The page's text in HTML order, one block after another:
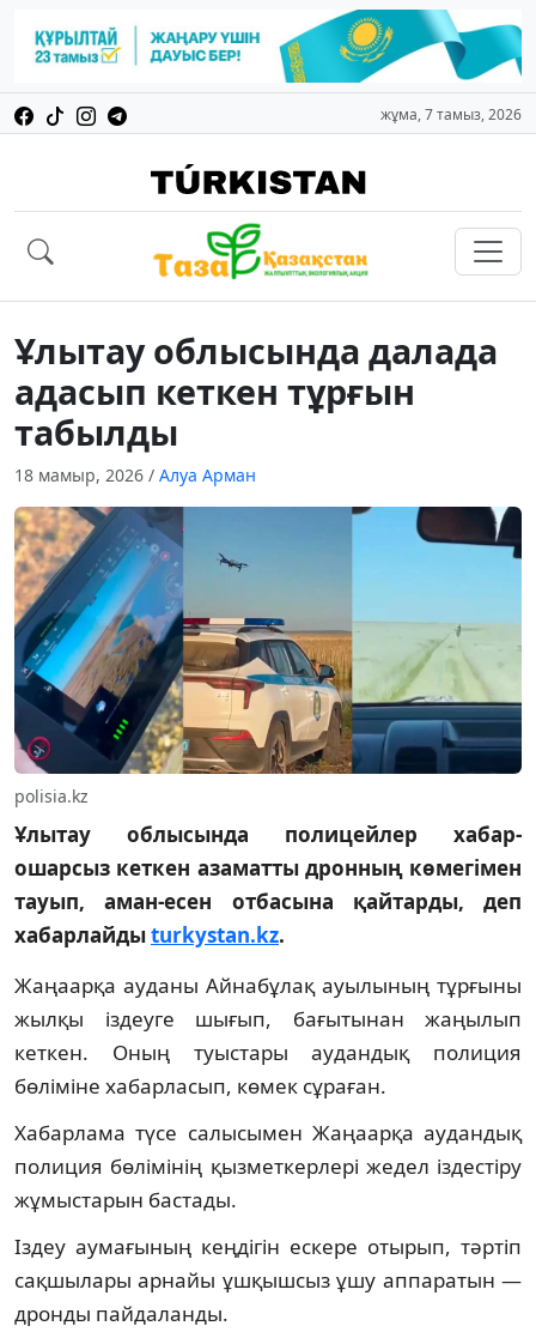
жұма, 7 тамыз, 2026
Ұлытау облысында далада
адасып кеткен тұрғын
табылды
18 мамыр, 2026 / Алуа Арман
polisia.kz
Ұлытау облысында полицейлер хабар-
ошарсыз кеткен азаматты дронның көмегімен
тауып, аман-есен отбасына қайтарды, деп
хабарлайдыturkystan.kz.
Жаңаарқа ауданы Айнабұлақ ауылының тұрғыны
жылқы іздеуге шығып, бағытынан жаңылып
кеткен. Оның туыстары аудандық полиция
бөліміне хабарласып, көмек сұраған.
Хабарлама түсе салысымен Жаңаарқа аудандық
полиция бөлімінің қызметкерлері жедел іздестіру
жұмыстарын бастады.
Іздеу аумағының кеңдігін ескере отырып, тәртіп
сақшылары арнайы ұшқышсыз ұшу аппаратын —
дронды пайдаланды.